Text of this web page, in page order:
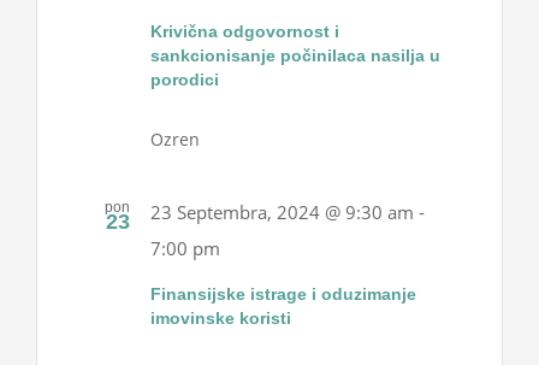
Krivična odgovornost i
sankcionisanje počinilaca nasilja u
porodici
Ozren
pon
23
Finansijske istrage i oduzimanje
imovinske koristi
23 Septembra, 2024 @ 9:30 am -
7:00 pm